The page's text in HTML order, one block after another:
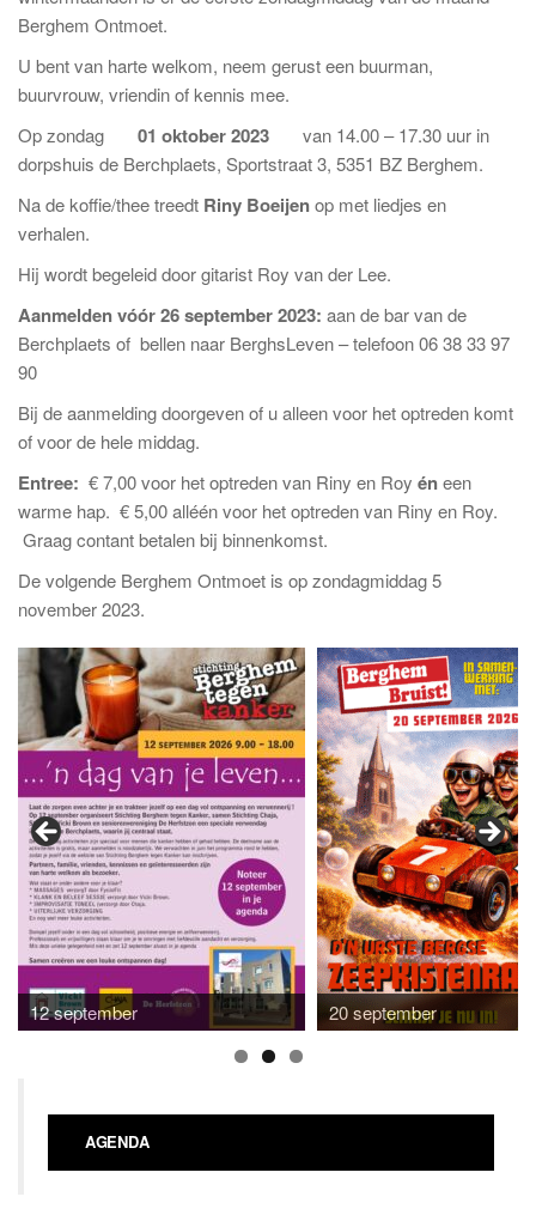
Berghem Ontmoet.
U bent van harte welkom, neem gerust een buurman,
buurvrouw, vriendin of kennis mee.
Op zondag 01 oktober 2023 van 14.00 – 17.30 uur in
dorpshuis de Berchplaets, Sportstraat 3, 5351 BZ Berghem.
Na de koffie/thee treedt Riny Boeijenop met liedjes en
verhalen.
Hij wordt begeleid door gitarist Roy van der Lee.
Aanmelden vóór 26 september 2023: aan de bar van de
Berchplaets of bellen naar BerghsLeven – telefoon 06 38 33 97
90
Bij de aanmelding doorgeven of u alleen voor het optreden komt
of voor de hele middag.
Entree: € 7,00 voor het optreden van Riny en Roy éneen
warme hap. € 5,00 alléén voor het optreden van Riny en Roy.
Graag contant betalen bij binnenkomst.
De volgende Berghem Ontmoet is op zondagmiddag 5
november 2023.
12 september 20 september
AGENDA